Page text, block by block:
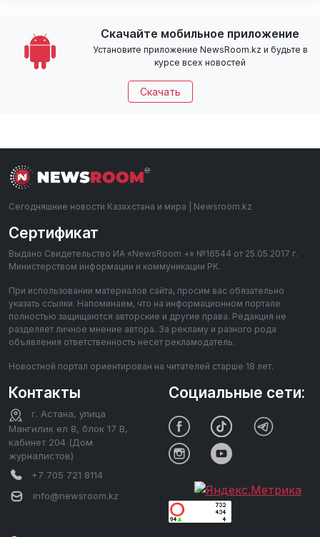
Скачайте мобильное приложение
Установите приложение NewsRoom.kz и будьте в
курсе всех новостей
Скачать
Сегодняшние новости Казахстана и мира | Newsroom.kz
Сертификат
Выдано Свидетельство ИА «NewsRoom +» №16544 от 25.05.2017 г.
Министерством информации и коммуникации РК.
При использовании материалов сайта, просим вас обязательно
указать ссылки. Напоминаем, что на информационном портале
полностью защищаются авторские и другие права. Редакция не
разделяет личное мнение автора. За рекламу и разного рода
объявления ответственность несет рекламодатель.
Новостной портал ориентирован на читателей старше 18 лет.
Контакты
г. Астана, улица
Мангилик ел 8, блок 17 В,
кабинет 204 (Дом
журналистов)
+7 705 721 8114
info@newsroom.kz
Социальные сети: